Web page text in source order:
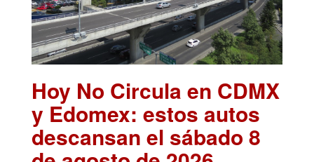
Hoy No Circula en CDMX
y Edomex: estos autos
descansan el sábado 8